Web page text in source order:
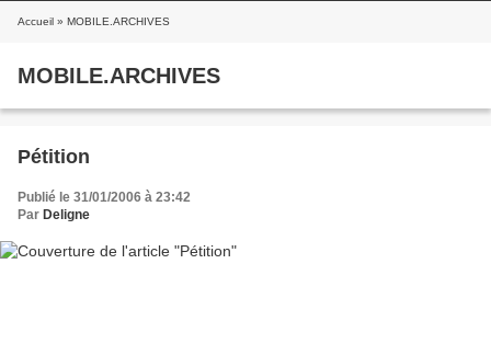
Accueil » MOBILE.ARCHIVES
MOBILE.ARCHIVES
Pétition
Publié le 31/01/2006 à 23:42
Par Deligne